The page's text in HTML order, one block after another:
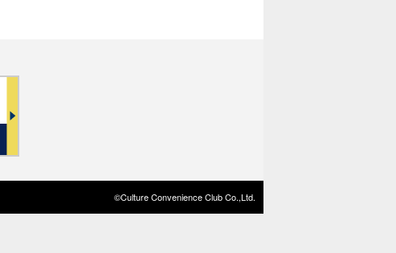
©Culture Convenience Club Co.,Ltd.